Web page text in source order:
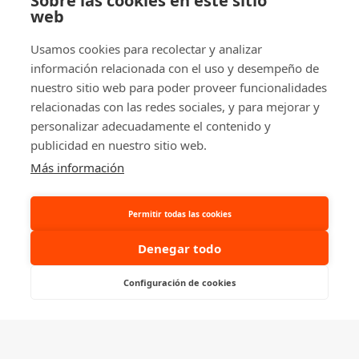
distribuidora de carretillas elevadoras,
y tractores eléctricos.
web
Usamos cookies para recolectar y analizar
información relacionada con el uso y desempeño de
nuestro sitio web para poder proveer funcionalidades
relacionadas con las redes sociales, y para mejorar y
personalizar adecuadamente el contenido y
publicidad en nuestro sitio web.
Más información
Permitir todas las cookies
Denegar todo
Configuración de cookies